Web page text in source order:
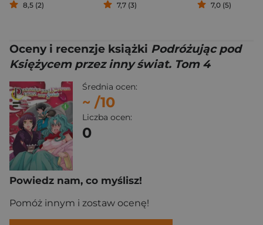
8,5 (2) 7,7 (3) 7,0 (5)
Oceny i recenzje książki Podróżując pod
Księżycem przez inny świat. Tom 4
Średnia ocen:
~ /10
Liczba ocen:
0
Powiedz nam, co myślisz!
Pomóż innym i zostaw ocenę!